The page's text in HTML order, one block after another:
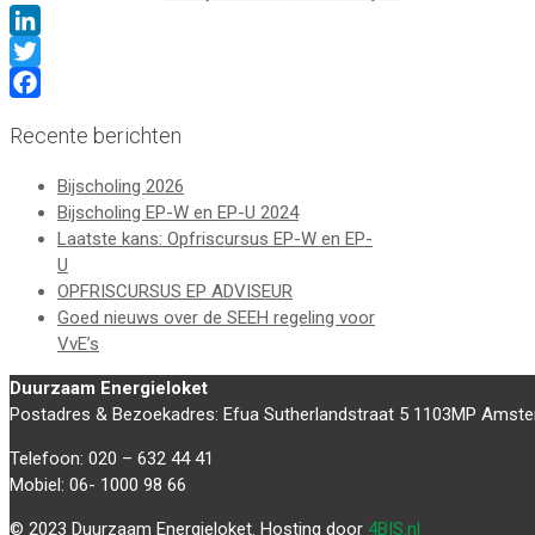
LinkedIn
Twitter
Recente berichten
Bijscholing 2026
Bijscholing EP-W en EP-U 2024
Laatste kans: Opfriscursus EP-W en EP-
U
OPFRISCURSUS EP ADVISEUR
Goed nieuws over de SEEH regeling voor
VvE’s
Duurzaam Energieloket
Postadres & Bezoekadres: Efua Sutherlandstraat 5 1103MP
Telefoon: 020 – 632 44 41
Mobiel: 06- 1000 98 66
© 2023 Duurzaam Energieloket. Hosting door 4BIS.nl